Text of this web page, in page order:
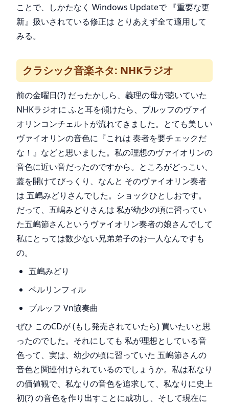
ことで、しかたなく Windows Updateで 『重要な更
新』扱いされている修正は とりあえず全て適用して
みる。
クラシック音楽ネタ: NHKラジオ
前の金曜日(?) だったかしら、義理の母が聴いていた
NHKラジオに ふと耳を傾けたら、ブルッフのヴァイ
オリンコンチェルトが流れてきました。とても美しい
ヴァイオリンの音色に『これは 奏者を要チェックだ
な！』などと思いました。私の理想のヴァイオリンの
音色に近い音だったのですから。ところがどっこい、
蓋を開けてびっくり、なんと そのヴァイオリン奏者
は 五嶋みどりさんでした。ショックひとしおです。
だって、五嶋みどりさんは 私が幼少の頃に習ってい
た五嶋節さんというヴァイオリン奏者の娘さんでして
私にとっては数少ない兄弟弟子のお一人なんですも
の。
五嶋みどり
ベルリンフィル
ブルッフ Vn協奏曲
ぜひ このCDが (もし発売されていたら) 買いたいと思
ったのでした。それにしても 私が理想としている音
色って、実は、幼少の頃に習っていた 五嶋節さんの
音色と関連付けられているのでしょうか。私は私なり
の価値観で、私なりの音色を追求して、私なりに史上
初(?) の音色を作り出すことに成功し、そして現在に